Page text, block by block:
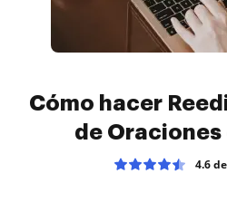
Cómo hacer
de Oraciones
4.6